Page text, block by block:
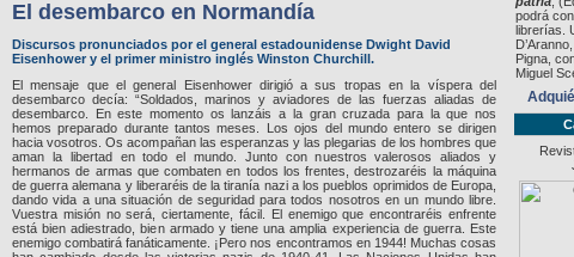
podrá
librerías.
Pigna,
Miguel
El desembarco en Normandía
Discursos pronunciados por el general estadounidense Dwight David
Eisenhower y el primer ministro inglés Winston Churchill.
El mensaje que el general Eisenhower dirigió a sus tropas en la víspera del
desembarco decía: “Soldados, marinos y aviadores de las fuerzas aliadas de
desembarco. En este momento os lanzáis a la gran cruzada para la que nos
hemos preparado durante tantos meses. Los ojos del mundo entero se dirigen
hacia vosotros. Os acompañan las esperanzas y las plegarias de los hombres que
aman la libertad en todo el mundo. Junto con nuestros valerosos aliados y
hermanos de armas que combaten en todos los frentes, destrozaréis la máquina
de guerra alemana y liberaréis de la tiranía nazi a los pueblos oprimidos de Europa,
dando vida a una situación de seguridad para todos nosotros en un mundo libre.
Vuestra misión no será, ciertamente, fácil. El enemigo que encontraréis enfrente
está bien adiestrado, bien armado y tiene una amplia experiencia de guerra. Este
enemigo combatirá fanáticamente. ¡Pero nos encontramos en 1944! Muchas cosas